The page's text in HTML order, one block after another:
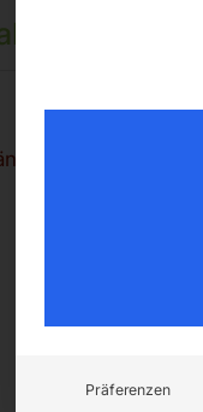
…
480
Präferenzen